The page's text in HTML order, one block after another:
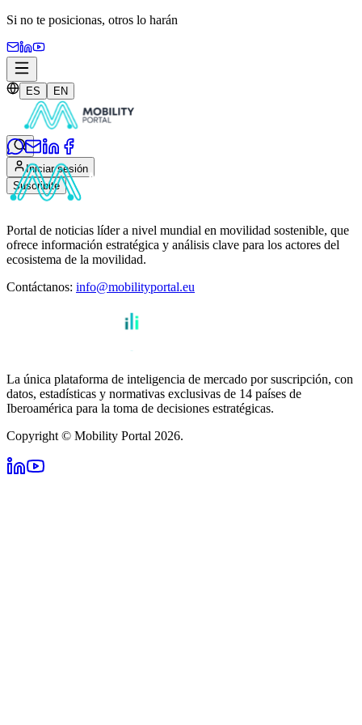
Si no te posicionas, otros lo harán
ES EN
Iniciar sesión
Suscribite
Portal de noticias líder a nivel mundial en movilidad sostenible, que
ofrece información estratégica y análisis clave para los actores del
ecosistema de la movilidad.
Contáctanos: info@mobilityportal.eu
La única plataforma de inteligencia de mercado por suscripción, con
datos, estadísticas y normativas exclusivas de 14 países de
Iberoamérica para la toma de decisiones estratégicas.
Copyright © Mobility Portal 2026.